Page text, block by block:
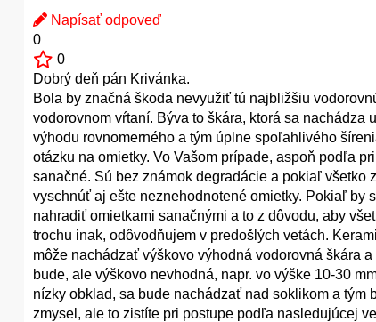
Napísať odpoveď
0
0
Dobrý deň pán Krivánka.
Bola by značná škoda nevyužiť tú najbližšiu
vodorovnom vŕtaní. Býva to škára, ktorá sa nachádza
výhodu rovnomerného a tým úplne spoľahlivého
otázku na omietky. Vo Vašom prípade, aspoň podľa
sanačné. Sú bez známok degradácie a pokiaľ všetko
vyschnúť aj ešte neznehodnotené omietky. Pokiaľ by
nahradiť omietkami sanačnými a to z dôvodu, aby
trochu inak, odôvodňujem v predošlých vetách.
môže nachádzať výškovo výhodná vodorovná škára
bude, ale výškovo nevhodná, napr. vo výške 10-30
nízky obklad, sa bude nachádzať nad soklikom a
zmysel, ale to zistíte pri postupe podľa nasledujúcej